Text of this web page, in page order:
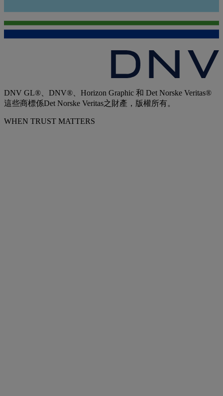
DNV GL®、DNV®、Horizon Graphic 和 Det Norske Veritas®
這些商標係Det Norske Veritas之財產，版權所有。
WHEN TRUST MATTERS